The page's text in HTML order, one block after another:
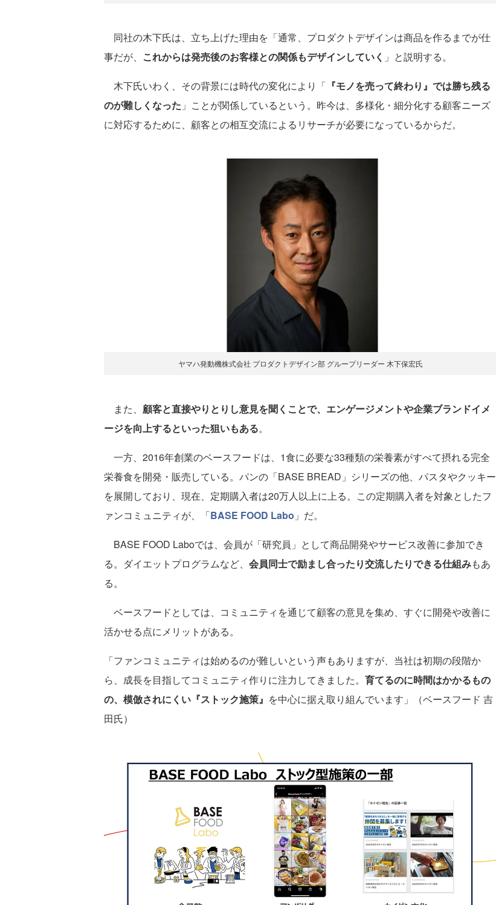
同社の木下氏は、立ち上げた理由を「通常、プロダクトデザインは商品を作るまでが仕
事だが、 これからは発売後のお客様との関係もデザインしていく 」と説明する。
木下氏いわく、その背景には時代の変化により「 『モノを売って終わり』では勝ち残る
のが難しくなった 」ことが関係しているという。昨今は、多様化・細分化する顧客ニーズ
に対応するために、顧客との相互交流によるリサーチが必要になっているからだ。
ヤマハ発動機株式会社 プロダクトデザイン部 グループリーダー 木下保宏氏
また、 顧客と直接やりとりし意見を聞くことで、エンゲージメントや企業ブランドイメ
ージを向上するといった狙いもある。
一方、2016年創業のベースフードは、1食に必要な33種類の栄養素がすべて摂れる完全
栄養食を開発・販売している。パンの「BASE BREAD」シリーズの他、パスタやクッキー
を展開しており、現在、定期購入者は20万人以上に上る。この定期購入者を対象としたフ
ァンコミュニティが、「BASE FOOD Labo 」だ。
BASE FOOD Laboでは、会員が「研究員」として商品開発やサービス改善に参加でき
る。ダイエットプログラムなど、 会員同士で励まし合ったり交流したりできる仕組みもあ
る。
ベースフードとしては、コミュニティを通じて顧客の意見を集め、すぐに開発や改善に
活かせる点にメリットがある。
「ファンコミュニティは始めるのが難しいという声もありますが、当社は初期の段階か
ら、成長を目指してコミュニティ作りに注力してきました。 育てるのに時間はかかるもの
の、模倣されにくい『ストック施策』 を中心に据え取り組んでいます」（ベースフード 吉
田氏）